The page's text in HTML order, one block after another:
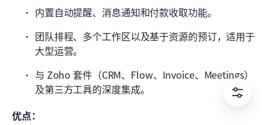
内置自动提醒、消息通知和付款收取功能。
团队排程、多个工作区以及基于资源的预订，适用于
大型运营。
与 Zoho 套件（CRM、Flow、Invoice、Meetings）
及第三方工具的深度集成。
优点：